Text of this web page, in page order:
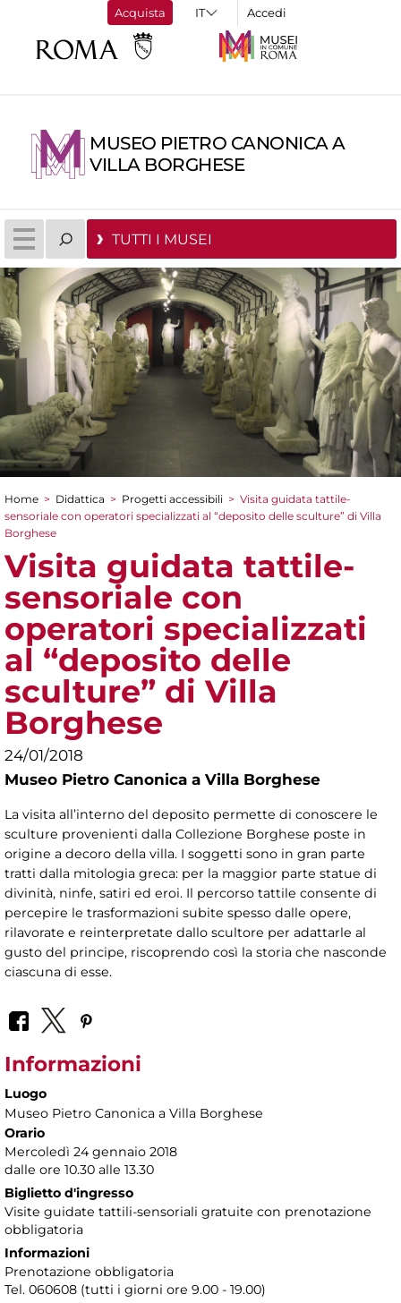
Acquista Accedi
MUSEO PIETRO CANONICA A
VILLA BORGHESE
TUTTI I MUSEI
Tu sei qui
Home > Didattica > Progetti accessibili > Visita guidata tattile-
sensoriale con operatori specializzati al “deposito delle sculture” di Villa
Borghese
Visita guidata tattile-
sensoriale con
operatori specializzati
al “deposito delle
sculture” di Villa
Borghese
24/01/2018
Museo Pietro Canonica a Villa Borghese
La visita all’interno del deposito permette di conoscere le
sculture provenienti dalla Collezione Borghese poste in
origine a decoro della villa. I soggetti sono in gran parte
tratti dalla mitologia greca: per la maggior parte statue di
divinità, ninfe, satiri ed eroi. Il percorso tattile consente di
percepire le trasformazioni subite spesso dalle opere,
rilavorate e reinterpretate dallo scultore per adattarle al
gusto del principe, riscoprendo così la storia che nasconde
ciascuna di esse.
Informazioni
Luogo
Museo Pietro Canonica a Villa Borghese
Orario
Mercoledì 24 gennaio 2018
dalle ore 10.30 alle 13.30
Biglietto d'ingresso
Visite guidate tattili-sensoriali gratuite con prenotazione
obbligatoria
Informazioni
Prenotazione obbligatoria
Tel. 060608 (tutti i giorni ore 9.00 - 19.00)